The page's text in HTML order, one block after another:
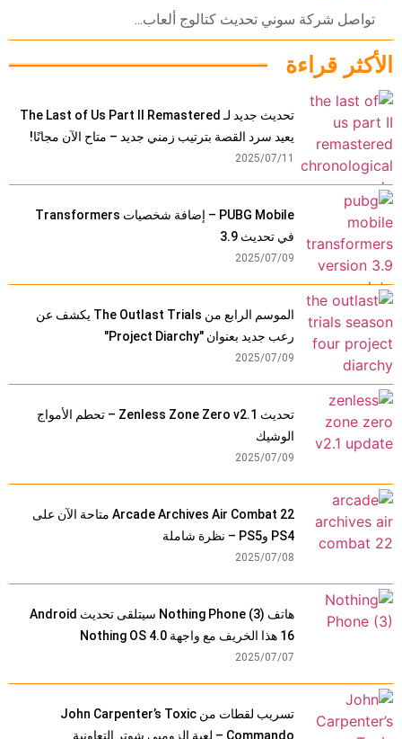
الأكثر قراءة
تحديث جديد لـ The Last of Us Part II Remastered
يعيد سرد القصة بترتيب زمني جديد – متاح الآن مجانًا!
2025/07/11
PUBG Mobile – إضافة شخصيات Transformers
في تحديث 3.9
2025/07/09
الموسم الرابع من The Outlast Trials يكشف عن
رعب جديد بعنوان "Project Diarchy"
2025/07/09
تحديث Zenless Zone Zero v2.1 – تحطم الأمواج
الوشيك
2025/07/09
Arcade Archives Air Combat 22 متاحة الآن على
PS4 وPS5 – نظرة شاملة
2025/07/08
هاتف Nothing Phone (3) سيتلقى تحديث Android
16 هذا الخريف مع واجهة Nothing OS 4.0
2025/07/07
تسريب لقطات من John Carpenter’s Toxic
Commando – لعبة الزومبي شوتر التعاونية
تواصل شركة سوني تحديث كتالوج ألعاب...